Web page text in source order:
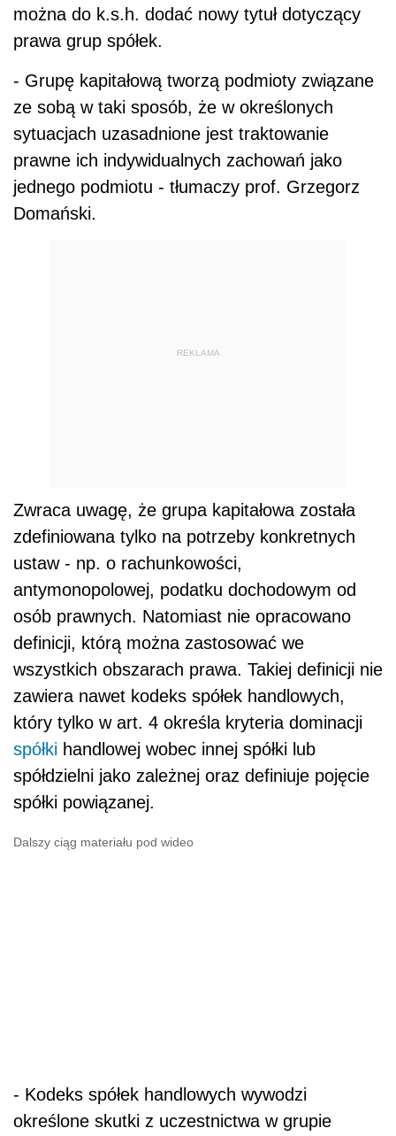
można do k.s.h. dodać nowy tytuł dotyczący
prawa grup spółek.
- Grupę kapitałową tworzą podmioty związane
ze sobą w taki sposób, że w określonych
sytuacjach uzasadnione jest traktowanie
prawne ich indywidualnych zachowań jako
jednego podmiotu - tłumaczy prof. Grzegorz
Domański.
REKLAMA
Zwraca uwagę, że grupa kapitałowa została
zdefiniowana tylko na potrzeby konkretnych
ustaw - np. o rachunkowości,
antymonopolowej, podatku dochodowym od
osób prawnych. Natomiast nie opracowano
definicji, którą można zastosować we
wszystkich obszarach prawa. Takiej definicji nie
zawiera nawet kodeks spółek handlowych,
który tylko w art. 4 określa kryteria dominacji
spółki handlowej wobec innej spółki lub
spółdzielni jako zależnej oraz definiuje pojęcie
spółki powiązanej.
Dalszy ciąg materiału pod wideo
- Kodeks spółek handlowych wywodzi
określone skutki z uczestnictwa w grupie